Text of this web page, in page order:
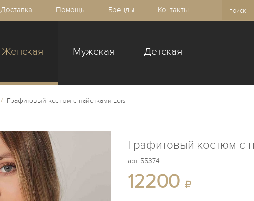
Доставка Помощь Бренды Контакты
Женская Мужская Детская
/ Графитовый костюм с пайетками Lois
Графитовый костюм с
арт. 55374
12200